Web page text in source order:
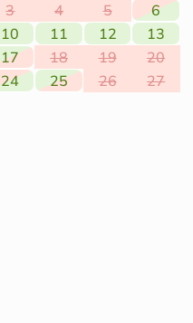
3 4 5
6
10 11 12
13
17 18 19
20
24 25 26
27